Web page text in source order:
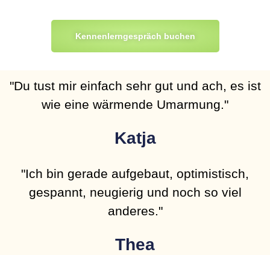
Kennenlerngespräch buchen
"Du tust mir einfach sehr gut und ach, es ist
wie eine wärmende Umarmung."
Katja
"Ich bin gerade aufgebaut, optimistisch,
gespannt, neugierig und noch so viel
anderes."
Thea